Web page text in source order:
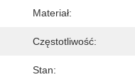
Materiał:
Częstotliwość:
Stan: